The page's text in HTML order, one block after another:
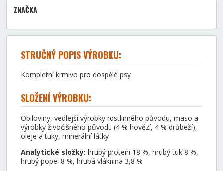
ZNAČKA
STRUČNÝ POPIS VÝROBKU:
Kompletní krmivo pro dospělé psy
SLOŽENÍ VÝROBKU:
Obiloviny, vedlejší výrobky rostlinného původu, maso a
výrobky živočišného původu (4 % hovězí, 4 % drůbeží),
oleje a tuky, minerální látky
Analytické složky: hrubý protein 18 %, hrubý tuk 8 %,
hrubý popel 8 %, hrubá vláknina 3,8 %